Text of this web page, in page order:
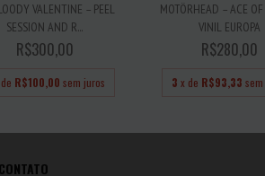
VALENTINE – PEEL
SESSION AND R...
R$300,00
R$100,00 sem juros
MOTÖRHEAD – ACE OF
VINIL EUROPA
R$280,00
3 x de R$93,33
CONTATO